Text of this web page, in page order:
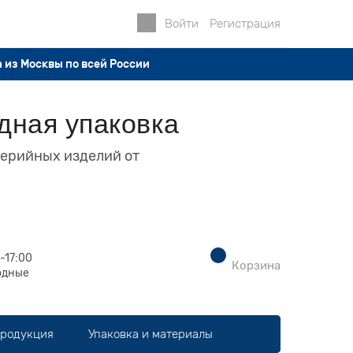
Войти Регистрация
из Москвы по всей России
упаковка
изделий от
Корзина
Упаковка и материалы